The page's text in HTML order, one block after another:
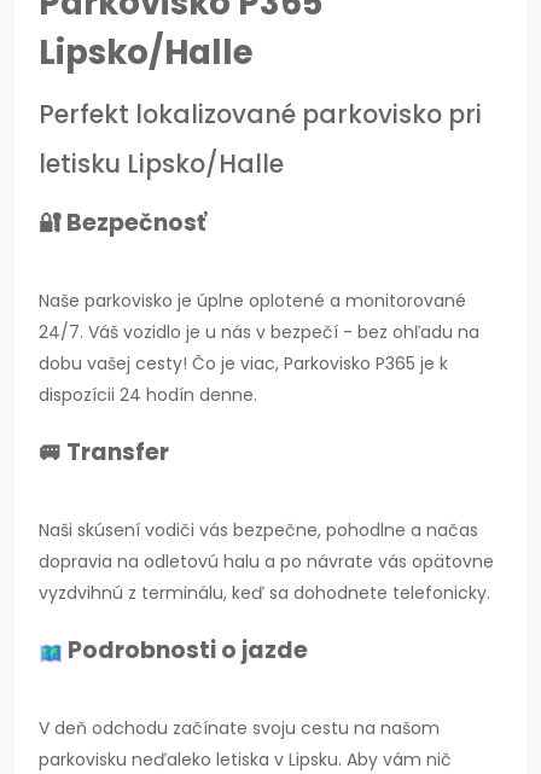
Lipsko/Halle
Perfekt lokalizované parkovisko pri
letisku Lipsko/Halle
🔐 Bezpečnosť
Naše parkovisko je úplne oplotené a monitorované
24/7. Váš vozidlo je u nás v bezpečí - bez ohľadu na
dobu vašej cesty! Čo je viac, Parkovisko P365 je k
dispozícii 24 hodín denne.
🚐 Transfer
Naši skúsení vodiči vás bezpečne, pohodlne a načas
dopravia na odletovú halu a po návrate vás opätovne
vyzdvihnú z terminálu, keď sa dohodnete telefonicky.
Podrobnosti o jazde
V deň odchodu začínate svoju cestu na našom
parkovisku neďaleko letiska v Lipsku. Aby vám nič